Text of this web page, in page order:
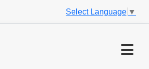
Select Language ▼